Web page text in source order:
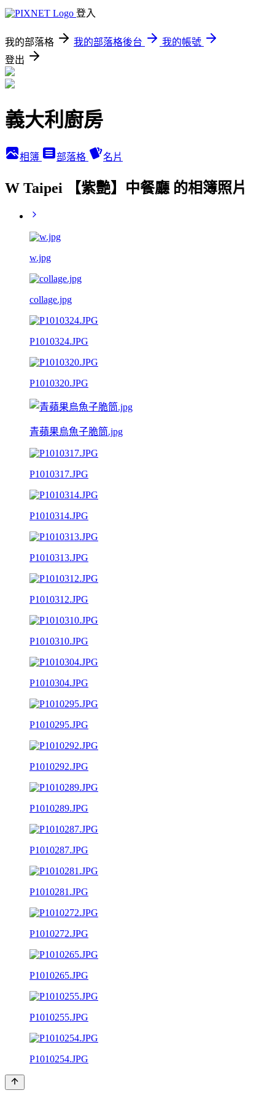
登入
我的部落格 我的部落格後台
我的帳號
登出
義大利廚房
相簿 部落格 名片
W Taipei 【紫艷】中餐廳 的相簿照片
w.jpg
collage.jpg
P1010324.JPG
P1010320.JPG
青蘋果烏魚子脆筒.jpg
P1010317.JPG
P1010314.JPG
P1010313.JPG
P1010312.JPG
P1010310.JPG
P1010304.JPG
P1010295.JPG
P1010292.JPG
P1010289.JPG
P1010287.JPG
P1010281.JPG
P1010272.JPG
P1010265.JPG
P1010255.JPG
P1010254.JPG